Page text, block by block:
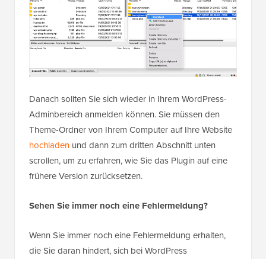
Danach sollten Sie sich wieder in Ihrem WordPress-
Adminbereich anmelden können. Sie müssen den
Theme-Ordner von Ihrem Computer auf Ihre Website
hochladen und dann zum dritten Abschnitt unten
scrollen, um zu erfahren, wie Sie das Plugin auf eine
frühere Version zurücksetzen.
Sehen Sie immer noch eine Fehlermeldung?
Wenn Sie immer noch eine Fehlermeldung erhalten,
die Sie daran hindert, sich bei WordPress